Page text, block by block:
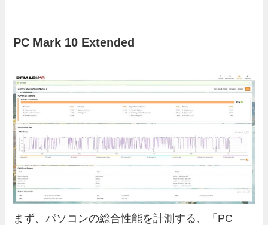
PC Mark 10 Extended
まず、パソコンの総合性能を計測する、「PC